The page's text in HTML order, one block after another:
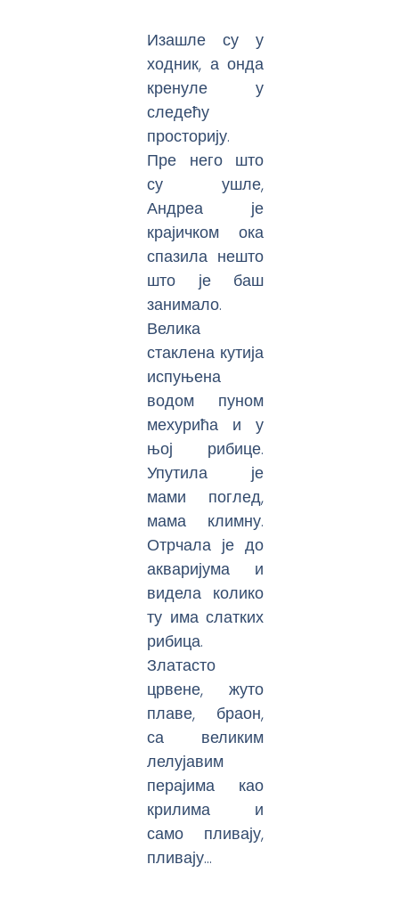
Изашле су у
ходник, а онда
кренуле у
следећу
просторију.
Пре него што
су ушле,
Андреа је
крајичком ока
спазила нешто
што је баш
занимало.
Велика
стаклена кутија
испуњена
водом пуном
мехурића и у
њој рибице.
Упутила је
мами поглед,
мама климну.
Отрчала је до
акваријума и
видела колико
ту има слатких
рибица.
Златасто
црвене, жуто
плаве, браон,
са великим
лелујавим
перајима као
крилима и
само пливају,
пливају…